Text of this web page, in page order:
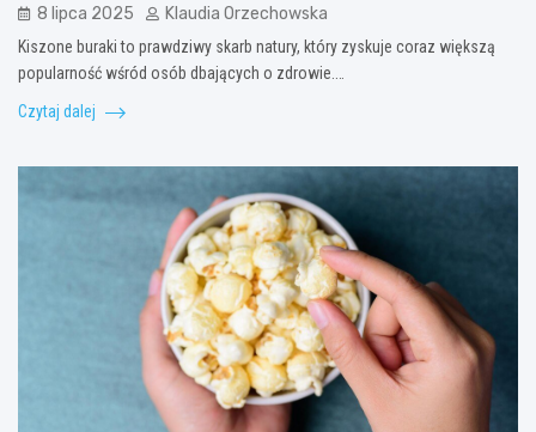
8 lipca 2025 Klaudia Orzechowska
Kiszone buraki to prawdziwy skarb natury, który zyskuje coraz większą
popularność wśród osób dbających o zdrowie.…
Czytaj dalej